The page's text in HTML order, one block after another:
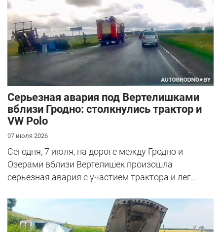
Серьезная авария под Вертелишками
вблизи Гродно: столкнулись трактор и
VW Polo
07 июля 2026
Сегодня, 7 июля, на дороге между Гродно и
Озерами вблизи Вертелишек произошла
серьезная авария с участием трактора и лег...